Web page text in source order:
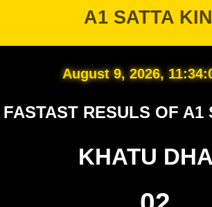
A1 SATTA
August 9, 2026,
FASTAST RESULS OF A1
KHATU